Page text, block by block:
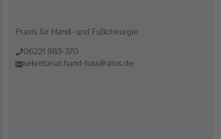
Praxis für Hand- und Fußchirurgie
06221 983-370
sekretariat.hand-fuss@atos.de